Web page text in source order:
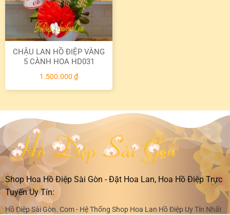
CHẬU LAN HỒ ĐIỆP VÀNG
5 CÀNH HOA HD031
1.500.000 ₫
Shop Hoa Hồ Điệp Sài Gòn - Đặt Hoa Lan, Hoa Hồ Điệp Trực
Tuyến Uy Tín:
Hồ Điệp Sài Gòn. Com - Hệ Thống Shop Hoa Lan Hồ Điệp Uy Tín Nhất